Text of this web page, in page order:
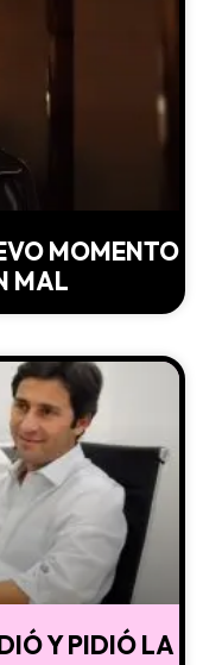
MOMENTO
MAL
Y PIDIÓ LA